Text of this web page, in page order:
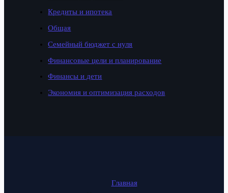
Кредиты и ипотека
Общая
Семейный бюджет с нуля
Финансовые цели и планирование
Финансы и дети
Экономия и оптимизация расходов
Главная